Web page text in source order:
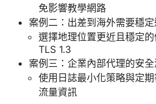
免影響教學網路
案例二：出差到海外需要穩定
選擇地理位置更近且穩定
TLS 1.3
案例三：企業內部代理的安
使用日誌最小化策略與定
流量資訊